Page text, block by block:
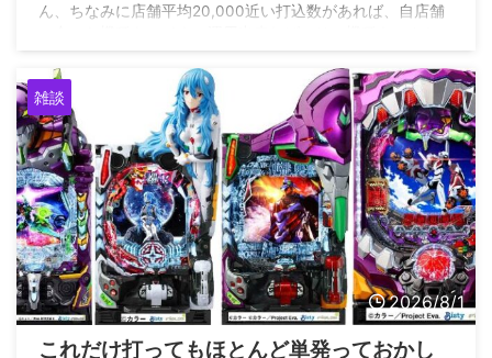
ん、ちなみに店舗平均20,000近い打込数があれば、自店舗
の上のパチンコ店 (@P_market56) August 2, 2026
雑談
2026/8/1
これだけ打ってもほとんど単発っておかし